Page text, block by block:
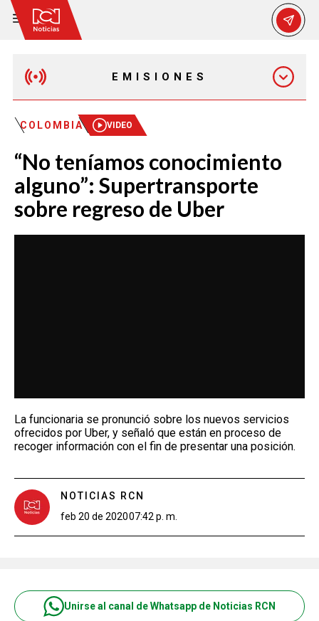
EMISIONES
EMISIÓN 12:30 PM
EMISIÓN 7:00 PM
COLOMBIA VIDEO
“No teníamos conocimiento
alguno”: Supertransporte
sobre regreso de Uber
La funcionaria se pronunció sobre los nuevos servicios
ofrecidos por Uber, y señaló que están en proceso de
recoger información con el fin de presentar una posición.
NOTICIAS RCN
feb 20 de 202007:42 p. m.
Unirse al canal de Whatsapp de Noticias RCN